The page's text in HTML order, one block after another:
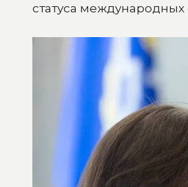
статуса международных